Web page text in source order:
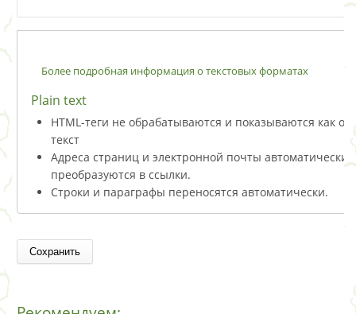
Более подробная информация о текстовых форматах
Plain text
HTML-теги не обрабатываются и показываются как
текст
Адреса страниц и электронной почты автоматически
преобразуются в ссылки.
Строки и параграфы переносятся автоматически.